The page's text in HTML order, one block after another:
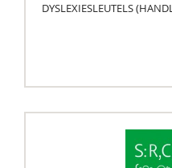
DYSLEXIESLEUTELS